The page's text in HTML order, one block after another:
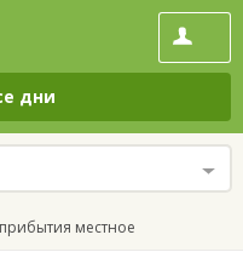
дни
местное